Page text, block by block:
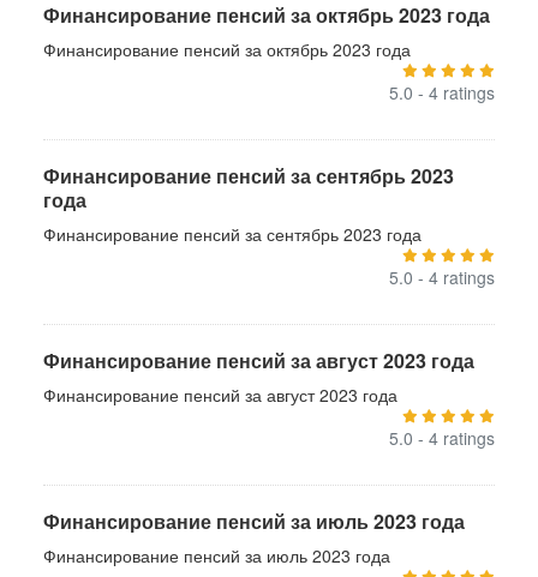
Финансирование пенсий за октябрь 2023 года
Финансирование пенсий за октябрь 2023 года
5.0 - 4 ratings
Финансирование пенсий за сентябрь 2023
года
Финансирование пенсий за сентябрь 2023 года
5.0 - 4 ratings
Финансирование пенсий за август 2023 года
Финансирование пенсий за август 2023 года
5.0 - 4 ratings
Финансирование пенсий за июль 2023 года
Финансирование пенсий за июль 2023 года